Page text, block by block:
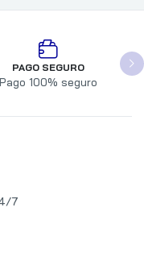
PAGO SEGURO
Pago 100% seguro
7